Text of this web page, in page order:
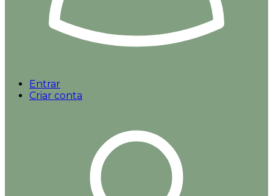
Entrar
Criar conta